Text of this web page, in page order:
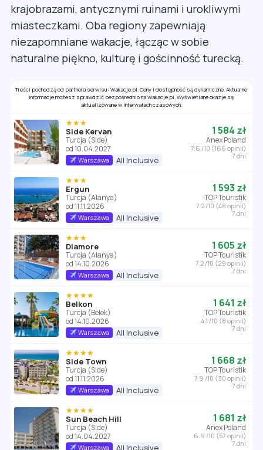
krajobrazami, antycznymi ruinami i urokliwymi
miasteczkami. Oba regiony zapewniają
niezapomniane wakacje, łącząc w sobie
naturalne piękno, kulturę i gościnność turecką.
Treści pochodzą od partnera serwisu: Wakacje.pl. Ceny i dostępność są dynamiczne. Aktualne
informacje możesz sprawdzić bezpośrednio na Wakacje.pl. Wyświetlane okazje są
aktualizowane w interwałach czasowych.
★★★
Side Kervan
Turcja (Side)
od 10.04.2027
Warszawa All Inclusive
1 584 zł
Anex Poland
7.6 /10 (166 opinii)
7 dni
★★★
Ergun
Turcja (Alanya)
od 11.11.2026
Warszawa All Inclusive
1 593 zł
TOP Touristik
7.2 /10 (48 opinii)
7 dni
★★★
Diamore
Turcja (Alanya)
od 14.10.2026
Warszawa All Inclusive
1 605 zł
TOP Touristik
7.2 /10 (29 opinii)
7 dni
★★★★
Belkon
Turcja (Belek)
od 14.10.2026
Warszawa All Inclusive
1 641 zł
TOP Touristik
4.1 /10 (8 opinii)
7 dni
★★★★
Side Town
Turcja (Side)
od 11.11.2026
Warszawa All Inclusive
1 668 zł
TOP Touristik
7.9 /10 (30 opinii)
7 dni
★★★★
Sun Beach Hill
Turcja (Side)
od 14.04.2027
Warszawa All Inclusive
1 681 zł
Anex Poland
6.9 /10 (57 opinii)
7 dni